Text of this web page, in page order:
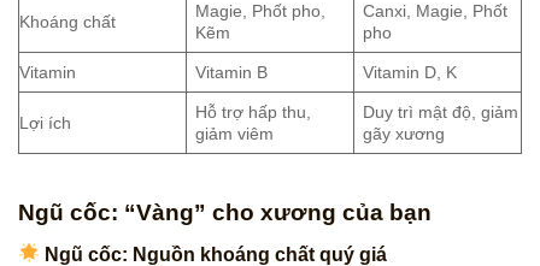
Khoáng chất
Magie, Phốt pho,
Kẽm
Canxi, Magie, Phốt
pho
Vitamin Vitamin B Vitamin D, K
Lợi ích
Hỗ trợ hấp thu,
giảm viêm
Duy trì mật độ, giảm
gãy xương
Ngũ cốc: “Vàng” cho xương của bạn
Ngũ cốc: Nguồn khoáng chất quý giá